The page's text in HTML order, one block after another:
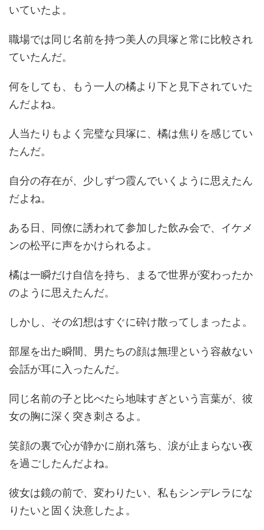
いていたよ。
職場では同じ名前を持つ美人の貝塚と常に比較され
ていたんだ。
何をしても、もう一人の橘より下と見下されていた
んだよね。
人当たりもよく完璧な貝塚に、橘は焦りを感じてい
たんだ。
自分の存在が、少しずつ霞んでいくように思えたん
だよね。
ある日、同僚に誘われて参加した飲み会で、イケメ
ンの松平に声をかけられるよ。
橘は一瞬だけ自信を持ち、まるで世界が変わったか
のように思えたんだ。
しかし、その幻想はすぐに砕け散ってしまったよ。
部屋を出た瞬間、男たちの顔は無理という容赦ない
会話が耳に入ったんだ。
同じ名前の子と比べたら地味すぎという言葉が、彼
女の胸に深く突き刺さるよ。
笑顔の裏で心が静かに崩れ落ち、涙が止まらない夜
を過ごしたんだよね。
彼女は鏡の前で、変わりたい、私もシンデレラにな
りたいと固く決意したよ。